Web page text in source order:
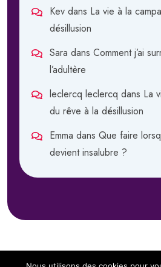
Kev dans La vie à la
désillusion
Sara dans Comment j’ai
l’adultère
leclercq leclercq dans La
du rêve à la désillusion
Emma dans Que faire
devient insalubre ?